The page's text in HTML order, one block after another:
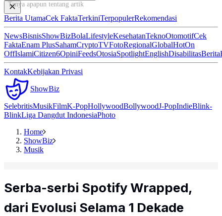
Tanya apapun tentang artikel ini...
Berita UtamaCek FaktaTerkiniTerpopulerRekomendasi
NewsBisnisShowBizBolaLifestyleKesehatanTeknoOtomotifCek
FaktaEnam PlusSahamCryptoTVFotoRegionalGlobalHotOn
OffIslamiCitizen6OpiniFeedsOtosiaSpotlightEnglishDisabilitasBerita
KontakKebijakan Privasi
ShowBiz
SelebritisMusikFilmK-PopHollywoodBollywoodJ-PopIndieBlink-
BlinkLiga Dangdut IndonesiaPhoto
Home
ShowBiz
Musik
Serba-serbi Spotify Wrapped,
dari Evolusi Selama 1 Dekade